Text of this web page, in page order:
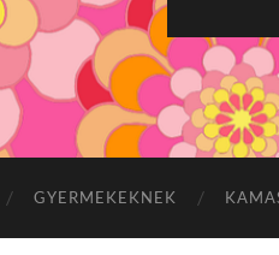
GYERMEKEKNEK